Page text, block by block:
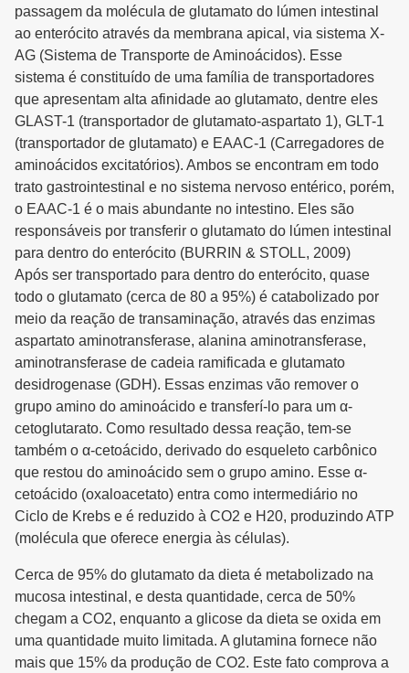
passagem da molécula de glutamato do lúmen intestinal
ao enterócito através da membrana apical, via sistema X-
AG (Sistema de Transporte de Aminoácidos). Esse
sistema é constituído de uma família de transportadores
que apresentam alta afinidade ao glutamato, dentre eles
GLAST-1 (transportador de glutamato-aspartato 1), GLT-1
(transportador de glutamato) e EAAC-1 (Carregadores de
aminoácidos excitatórios). Ambos se encontram em todo
trato gastrointestinal e no sistema nervoso entérico, porém,
o EAAC-1 é o mais abundante no intestino. Eles são
responsáveis por transferir o glutamato do lúmen intestinal
para dentro do enterócito (BURRIN & STOLL, 2009)
Após ser transportado para dentro do enterócito, quase
todo o glutamato (cerca de 80 a 95%) é catabolizado por
meio da reação de transaminação, através das enzimas
aspartato aminotransferase, alanina aminotransferase,
aminotransferase de cadeia ramificada e glutamato
desidrogenase (GDH). Essas enzimas vão remover o
grupo amino do aminoácido e transferí-lo para um α-
cetoglutarato. Como resultado dessa reação, tem-se
também o α-cetoácido, derivado do esqueleto carbônico
que restou do aminoácido sem o grupo amino. Esse α-
cetoácido (oxaloacetato) entra como intermediário no
Ciclo de Krebs e é reduzido à CO2 e H20, produzindo ATP
(molécula que oferece energia às células).
Cerca de 95% do glutamato da dieta é metabolizado na
mucosa intestinal, e desta quantidade, cerca de 50%
chegam a CO2, enquanto a glicose da dieta se oxida em
uma quantidade muito limitada. A glutamina fornece não
mais que 15% da produção de CO2. Este fato comprova a